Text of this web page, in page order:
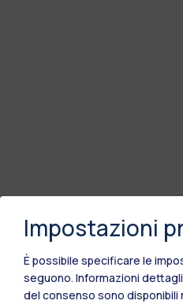
Impostazioni
È possibile specificare le
seguono. Informazioni
del consenso sono disponibili